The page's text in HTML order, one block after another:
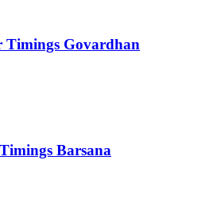
Govardhan
Barsana